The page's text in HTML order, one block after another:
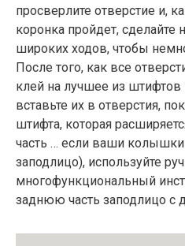
просверлите отверстие и,
коронка пройдет, сделайте
широких ходов, чтобы
После того, как все
клей на лучшее из
вставьте их в отверстия,
штифта, которая
часть … если ваши
заподлицо), используйте
многофункциональный
заднюю часть заподлицо с